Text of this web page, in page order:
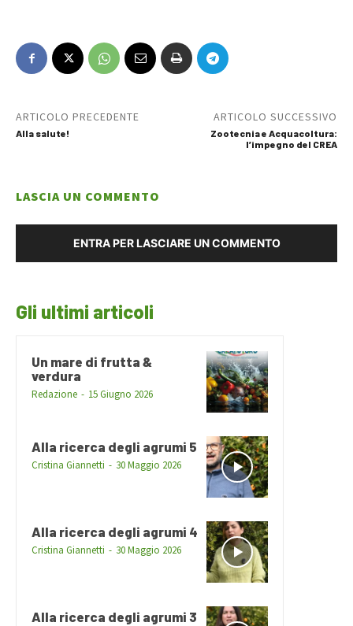
ARTICOLO PRECEDENTE
Alla salute!
ARTICOLO SUCCESSIVO
Zootecnia e Acquacoltura:
l’impegno del CREA
LASCIA UN COMMENTO
ENTRA PER LASCIARE UN COMMENTO
Gli ultimi articoli
Un mare di frutta &
verdura
Redazione - 15 Giugno 2026
Alla ricerca degli agrumi 5
Cristina Giannetti - 30 Maggio 2026
Alla ricerca degli agrumi 4
Cristina Giannetti - 30 Maggio 2026
Alla ricerca degli agrumi 3